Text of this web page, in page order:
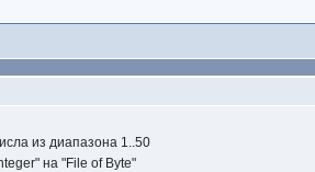
из диапазона 1..50
на "File of Byte"